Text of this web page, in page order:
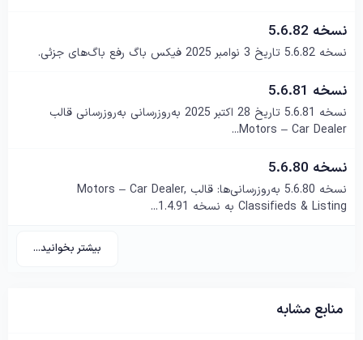
نسخه 5.6.82
نسخه 5.6.82 تاریخ 3 نوامبر 2025 فیکس باگ رفع باگ‌های جزئی.
نسخه 5.6.81
نسخه 5.6.81 تاریخ 28 اکتبر 2025 به‌روزرسانی به‌روزرسانی قالب
Motors – Car Dealer...
نسخه 5.6.80
نسخه 5.6.80 به‌روزرسانی‌ها: قالب Motors – Car Dealer,
Classifieds & Listing به نسخه 1.4.91...
بیشتر بخوانید...
منابع مشابه